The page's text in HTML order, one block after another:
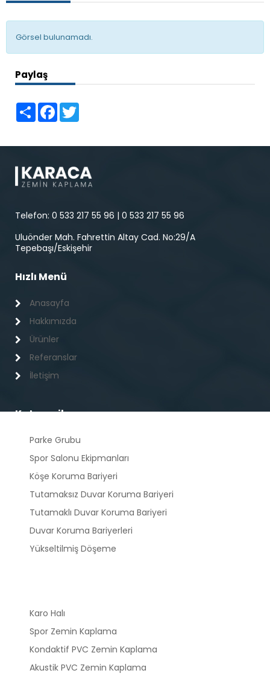
Görsel bulunamadı.
Paylaş
Share Facebook
Telefon: 0 533 217 55 96 | 0 533 217 55 96
Uluönder Mah. Fahrettin Altay Cad. No:29/A
Tepebaşı/Eskişehir
Hızlı Menü
Anasayfa
Hakkımızda
Ürünler
Referanslar
İletişim
Kategoriler
Parke Grubu
Spor Salonu Ekipmanları
Köşe Koruma Bariyeri
Tutamaksız Duvar Koruma Bariyeri
Tutamaklı Duvar Koruma Bariyeri
Duvar Koruma Bariyerleri
Yükseltilmiş Döşeme
Karo Halı
Spor Zemin Kaplama
Kondaktif PVC Zemin Kaplama
Akustik PVC Zemin Kaplama